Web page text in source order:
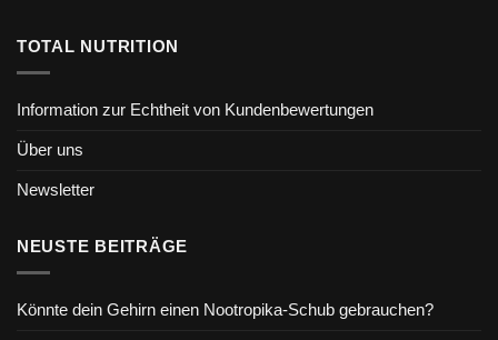
TOTAL NUTRITION
Information zur Echtheit von Kundenbewertungen
Über uns
Newsletter
NEUSTE BEITRÄGE
Könnte dein Gehirn einen Nootropika-Schub gebrauchen?